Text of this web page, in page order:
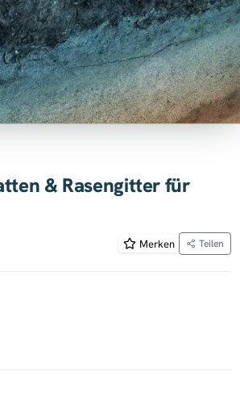
& Rasengitter für
Merken Teilen